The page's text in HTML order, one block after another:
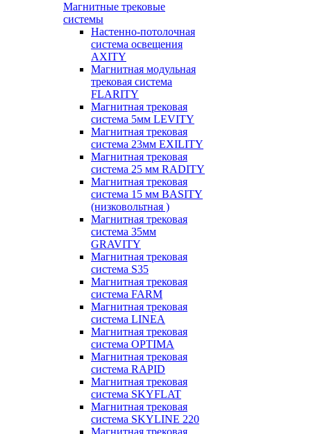
Магнитные трековые
системы
Настенно-потолочная
система освещения
AXITY
Магнитная модульная
трековая система
FLARITY
Магнитная трековая
система 5мм LEVITY
Магнитная трековая
система 23мм EXILITY
Магнитная трековая
система 25 мм RADITY
Магнитная трековая
система 15 мм BASITY
(низковольтная )
Магнитная трековая
система 35мм
GRAVITY
Магнитная трековая
система S35
Магнитная трековая
система FARM
Магнитная трековая
система LINEA
Магнитная трековая
система OPTIMA
Магнитная трековая
система RAPID
Магнитная трековая
система SKYFLAT
Магнитная трековая
система SKYLINE 220
Магнитная трековая